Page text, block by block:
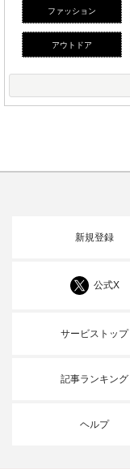
ファッション
アウトドア
新規登録
公式X
サービストップ
記事ランキング
ヘルプ